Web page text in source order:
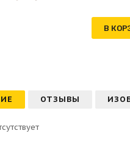
В
ОТЗЫВЫ